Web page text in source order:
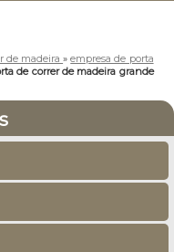
de madeira»empresa de porta
de correr de madeira grande